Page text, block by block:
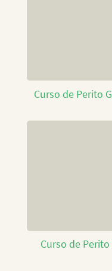
Curso de Perito
Curso de